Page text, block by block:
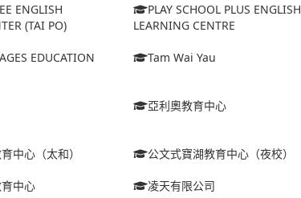
ENGLISH
(TAI PO)
PLAY SCHOOL PLUS ENGLISH
LEARNING CENTRE
EDUCATION
Tam Wai Yau
亞利奧教育中心
中心（太和） 公文式寶湖教育中心（夜校）
中心 凌天有限公司